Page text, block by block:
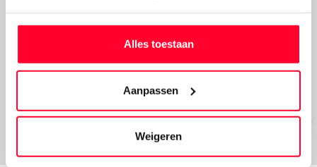
Alles toestaan
Aanpassen
Weigeren
zijn eindeloos!
fiets naar het werk te gaan, toch?
Betrouwbare nazorg
Terug met